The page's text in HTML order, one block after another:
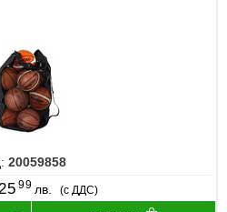
20059858
25 99 лв. (с ДДС)